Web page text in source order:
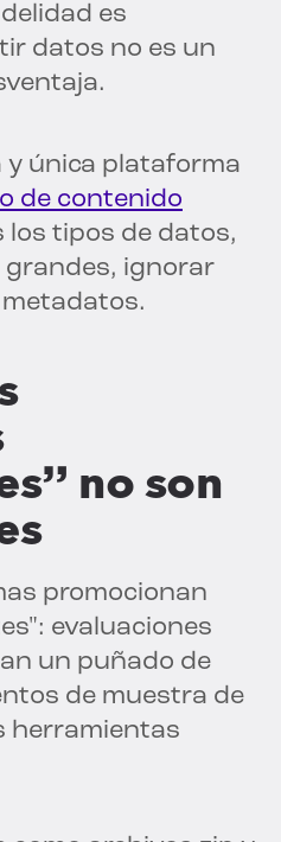
es
datos no es un
y única plataforma
de contenido
los tipos de datos,
ignorar
no son
promocionan
evaluaciones
un puñado de
de muestra de
herramientas